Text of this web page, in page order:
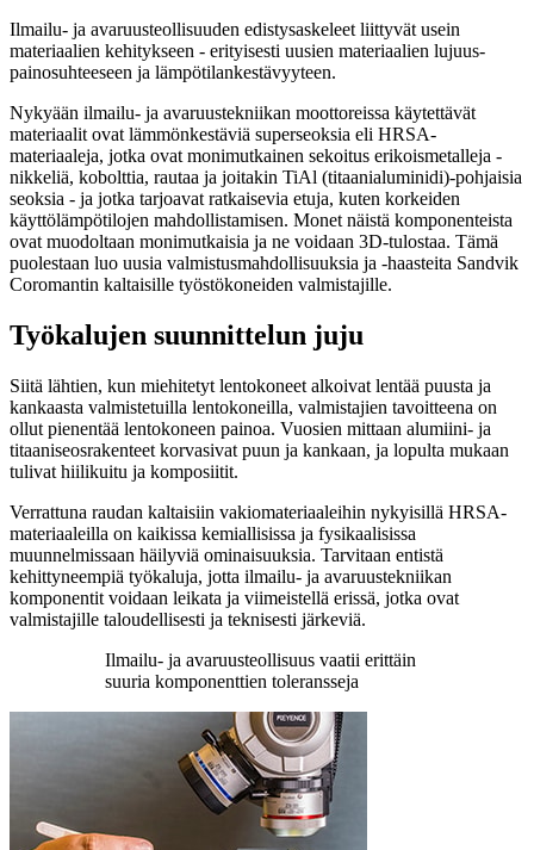
Ilmailu- ja avaruusteollisuuden edistysaskeleet liittyvät usein
materiaalien kehitykseen - erityisesti uusien materiaalien lujuus-
painosuhteeseen ja lämpötilankestävyyteen.
Nykyään ilmailu- ja avaruustekniikan moottoreissa käytettävät
materiaalit ovat lämmönkestäviä superseoksia eli HRSA-
materiaaleja, jotka ovat monimutkainen sekoitus erikoismetalleja -
nikkeliä, kobolttia, rautaa ja joitakin TiAl (titaanialuminidi)-pohjaisia
seoksia - ja jotka tarjoavat ratkaisevia etuja, kuten korkeiden
käyttölämpötilojen mahdollistamisen. Monet näistä komponenteista
ovat muodoltaan monimutkaisia ja ne voidaan 3D-tulostaa. Tämä
puolestaan luo uusia valmistusmahdollisuuksia ja -haasteita Sandvik
Coromantin kaltaisille työstökoneiden valmistajille.
Työkalujen suunnittelun juju
Siitä lähtien, kun miehitetyt lentokoneet alkoivat lentää puusta ja
kankaasta valmistetuilla lentokoneilla, valmistajien tavoitteena on
ollut pienentää lentokoneen painoa. Vuosien mittaan alumiini- ja
titaaniseosrakenteet korvasivat puun ja kankaan, ja lopulta mukaan
tulivat hiilikuitu ja komposiitit.
Verrattuna raudan kaltaisiin vakiomateriaaleihin nykyisillä HRSA-
materiaaleilla on kaikissa kemiallisissa ja fysikaalisissa
muunnelmissaan häilyviä ominaisuuksia. Tarvitaan entistä
kehittyneempiä työkaluja, jotta ilmailu- ja avaruustekniikan
komponentit voidaan leikata ja viimeistellä erissä, jotka ovat
valmistajille taloudellisesti ja teknisesti järkeviä.
Ilmailu- ja avaruusteollisuus vaatii erittäin
suuria komponenttien toleransseja